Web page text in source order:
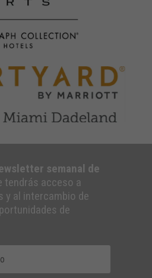
semanal de
tendrás acceso a
y al intercambio de
de